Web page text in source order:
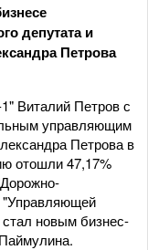
депутата и
Петрова
Виталий Петров с
управляющим
Петрова в
отошли 47,17%
"Управляющей
новым бизнес-